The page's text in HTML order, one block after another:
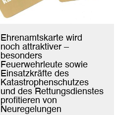
Ehrenamtskarte wird
noch attraktiver –
besonders
Feuerwehrleute sowie
Einsatzkräfte des
Katastrophenschutzes
und des Rettungsdienstes
profitieren von
Neuregelungen